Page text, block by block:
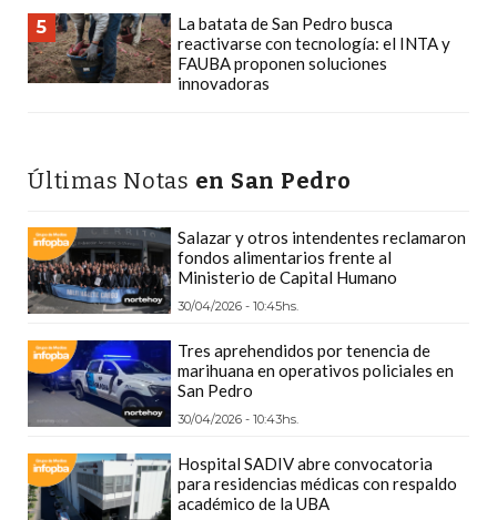
RESTAURANTES
Y
DELIVERIES
ONLINE:
ES
LA
MEJOR
CHANGUITO.COM.AR,
LA
TIENDA
ARGENTINA
QUE
5
La batata de San Pedro busca
reactivarse con tecnología: el INTA y
FAUBA proponen soluciones
innovadoras
Últimas Notas en San Pedro
Salazar y otros intendentes reclamaron
fondos alimentarios frente al
Ministerio de Capital Humano
30/04/2026 - 10:45hs.
Tres aprehendidos por tenencia de
marihuana en operativos policiales en
San Pedro
30/04/2026 - 10:43hs.
Hospital SADIV abre convocatoria
para residencias médicas con respaldo
académico de la UBA